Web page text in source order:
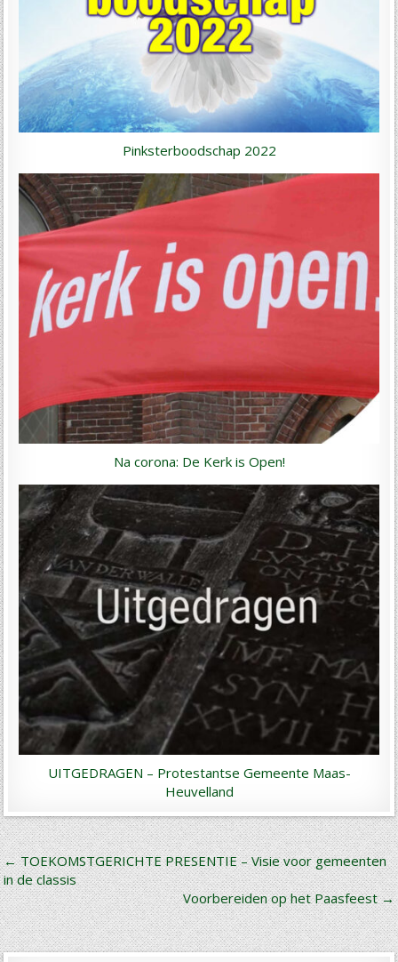
Pinksterboodschap 2022
Na corona: De Kerk is Open!
UITGEDRAGEN – Protestantse Gemeente Maas-
Heuvelland
Bericht
navigatie
← TOEKOMSTGERICHTE PRESENTIE – Visie voor gemeenten
in de classis
Voorbereiden op het Paasfeest →